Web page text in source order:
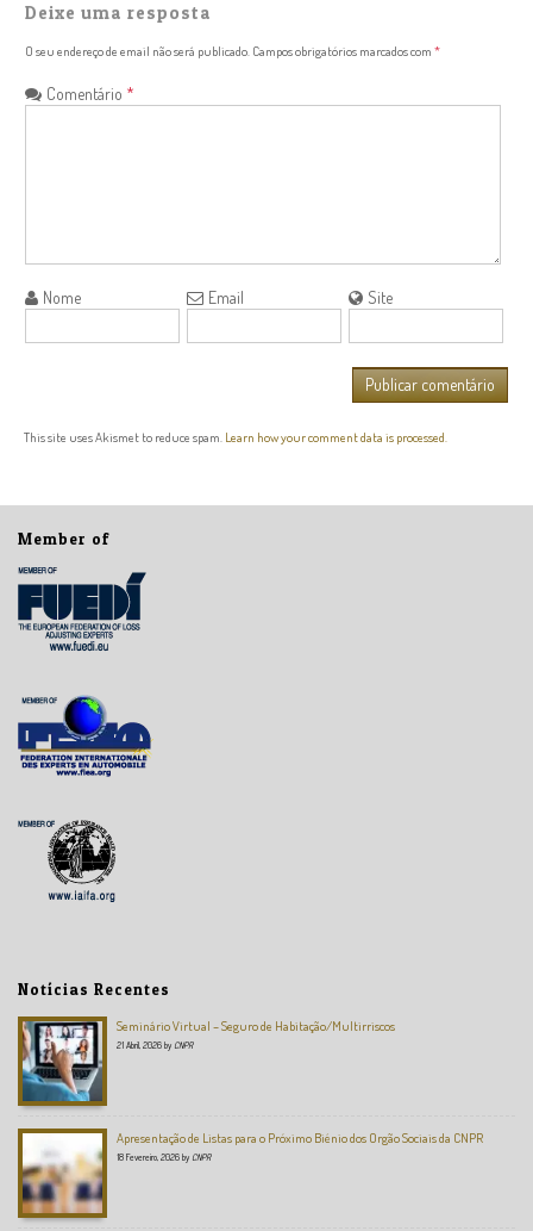
Deixe uma resposta
O seu endereço de email não será publicado. Campos obrigatórios marcados com *
Comentário *
Nome Email Site
This site uses Akismet to reduce spam. Learn how your comment data is processed.
Member of
Notícias Recentes
Seminário Virtual – Seguro de Habitação/Multirriscos
21 Abril, 2026 by CNPR
Apresentação de Listas para o Próximo Biénio dos Orgão Sociais da CNPR
18 Fevereiro, 2026 by CNPR